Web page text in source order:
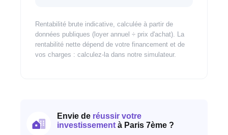
Rentabilité brute indicative, calculée à partir de
données publiques (loyer annuel ÷ prix d'achat). La
rentabilité nette dépend de votre financement et de
vos charges : calculez-la dans notre simulateur.
Envie de réussir votre
investissement à Paris 7ème ?